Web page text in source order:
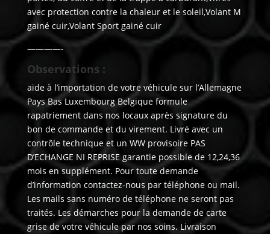
avec protection contre la chaleur et le soleil,Volant M
gainé cuir,Volant Sport gainé cuir
————-
Observations :
aide à l’importation de votre véhicule sur l’Allemagne
Pays Bas Luxembourg Belgique formule
rapatriement dans nos locaux après signature du
bon de commande et du virement. Livré avec un
contrôle technique et un WW provisoire PAS
D’ECHANGE NI REPRISE garantie possible de 12,24,36
mois en supplément. Pour toute demande
d’information contactez-nous par téléphone ou mail.
Les mails sans numéro de téléphone ne seront pas
traités. Les démarches pour la demande de carte
grise de votre véhicule par nos soins. Livraison